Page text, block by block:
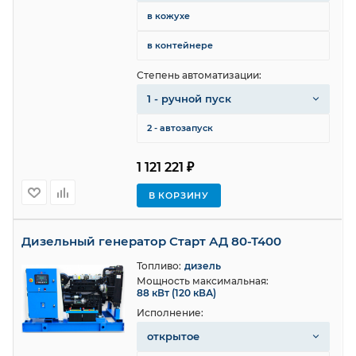
1 121 221 ₽
В КОРЗИНУ
в кожухе
в контейнере
Степень автоматизации:
1 - ручной пуск
2 - автозапуск
Дизельный генератор Старт АД 80-Т400
Топливо: дизель
Мощность максимальная:
88 кВт (120 кВА)
Исполнение:
открытое